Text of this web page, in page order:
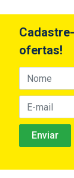
ofertas!